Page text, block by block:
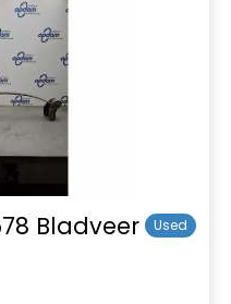
Bladveer
Used